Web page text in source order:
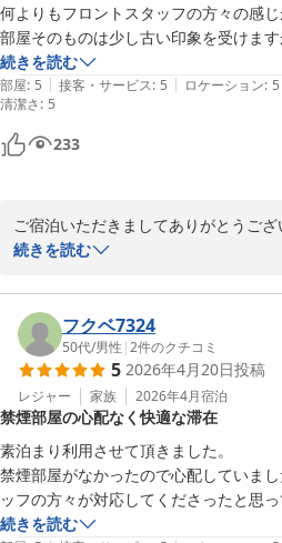
何よりもフロントスタッフの方々の感じ
部屋そのものは少し古い印象を受けま
に過ごせました。また、バスルームは
よく過ごせる空間でした。
続きを読む
部屋: 5 | 接客・サービス: 5 | ロケーション: 5
清潔さ: 5
233
ご宿泊いただきましてありがとうござ
お客様が快適にご滞在いただけたこと
んな中でできる限りのおもてなしを
ルさんにはない、アットホームな雰
た」と思っていただけますよう頑張っ
をお待ちいたしております。
Hotel 鎌倉 mori
2026-05-14
続きを読む
フクベ7324
50代/男性 |2件のクチコミ
5 2026年4月20日投稿
レジャー 家族 2026年4月宿泊
禁煙部屋の心配なく快適な滞在
素泊まり利用させて頂きました。
禁煙部屋がなかったので心配していま
ッフの方々が対応してくださったと思っ
立地は良い場所にあります。
続きを読む